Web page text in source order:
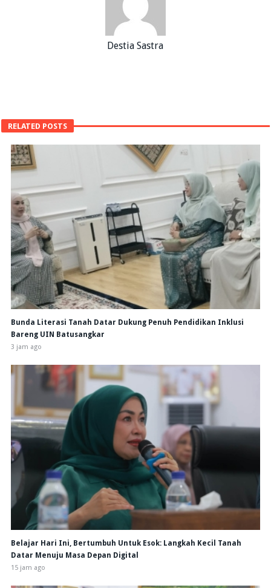
Destia Sastra
RELATED POSTS
Bunda Literasi Tanah Datar Dukung Penuh Pendidikan Inklusi
Bareng UIN Batusangkar
3 jam ago
Belajar Hari Ini, Bertumbuh Untuk Esok: Langkah Kecil Tanah
Datar Menuju Masa Depan Digital
15 jam ago